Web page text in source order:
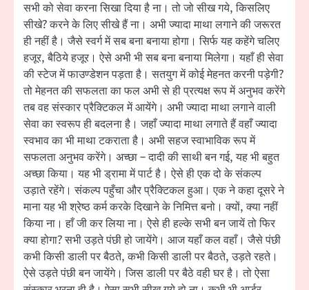
सभी को सेवा करना सिखा दिया है ना। तो जो सीख गये, किसलिए
सीखे? करने के लिए सीखे हैं ना। अभी ज्यादा माथा लगाने की जरूरत
ही नहीं है। जैसे स्वर्ग में सब बना बनाया होगा। सिर्फ यह कहेंगे चलिए
हजूर, बैठिये हजूर। ऐसे अभी भी सब बना बनाया मिलेगा। यहाँ ही सेवा
की स्टेज में फाउण्डेशन पड़ता है। सतयुग में कोई मेहनत करनी पड़ेगी?
तो मेहनत की सफलता का फल अभी से ही प्रत्यक्ष रूप में अनुभव करेंगे
तब वह संस्कार प्रैक्टिकल में आयेंगे। अभी ज्यादा माथा लगाने वाली
सेवा का स्वरूप ही बदलना है। जहाँ ज्यादा माथा लगाते हैं वहाँ ज्यादा
स्वभाव का भी माथा टकराता है। अभी सहज स्वाभाविक रूप में
सफलता अनुभव करेंगे। अच्छा – दादी की साथी बन गई, यह भी बहुत
अच्छा किया। यह भी ड्रामा में पार्ट है। ऐसे ही एक दो के संकल्प
उड़ाते रहेंगे। संकल्प पहुँचा और प्रैक्टिकल हुआ। एक ने कहा दूसरे ने
माना यह भी श्रेष्ठ कर्म करके दिखाने के निमित्त बनो। क्यों, क्या नहीं
किया ना। हाँ जी कर लिया ना। ऐसे ही हल्के सभी बन जायें तो फिर
क्या होगा? सभी उड़ते पंछी हो जायेंगे। आज यहाँ कल वहाँ। जैसे पंछी
कभी किसी डाली पर बैठते, कभी किसी डाली पर बैठते, उड़ते रहते।
ऐसे उड़ते पंछी बन जायेंगे। जिस डाली पर बैठे वही घर है। तो ऐसा